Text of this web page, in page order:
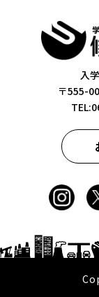
入
〒555-